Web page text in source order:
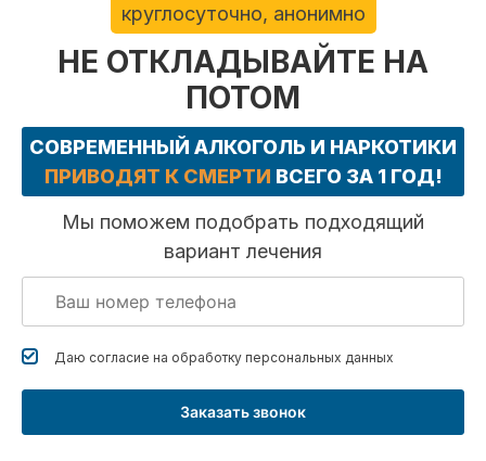
круглосуточно, анонимно
НЕ ОТКЛАДЫВАЙТЕ НА
ПОТОМ
СОВРЕМЕННЫЙ АЛКОГОЛЬ И НАРКОТИКИ
ПРИВОДЯТ К СМЕРТИ ВСЕГО ЗА 1 ГОД!
Мы поможем подобрать подходящий
вариант лечения
Даю согласие на обработку персональных данных
Заказать звонок